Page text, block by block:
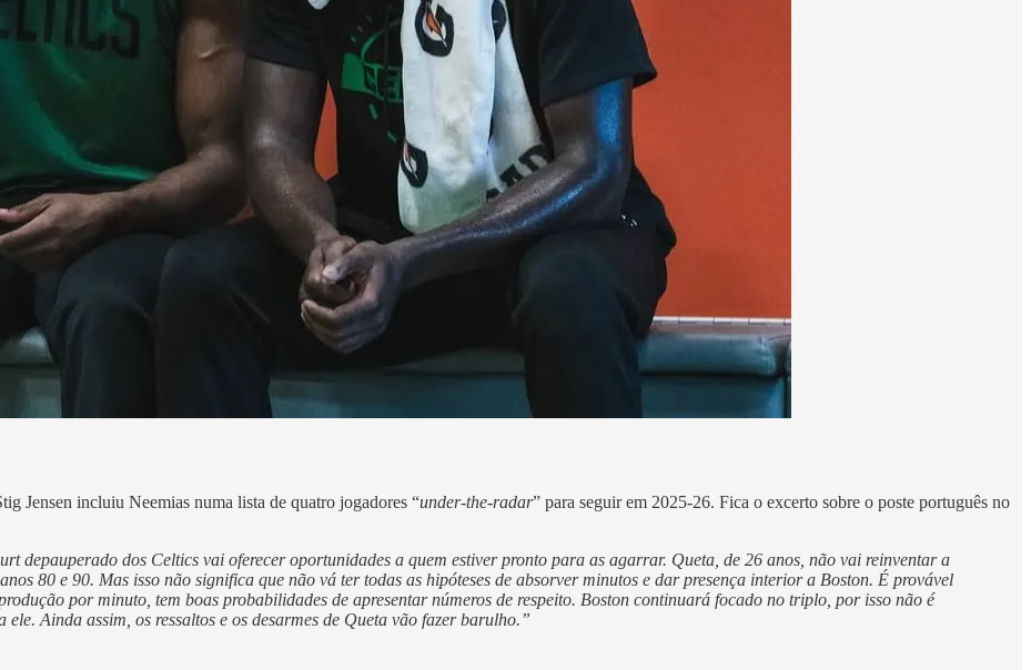
Jensen incluiu Neemias numa lista de quatro jogadores “under-the-radar” para seguir em 2025-26. Fica o excerto sobre o poste português no
depauperado dos Celtics vai oferecer oportunidades a quem estiver pronto para as agarrar. Queta, de 26 anos, não vai reinventar a
80 e 90. Mas isso não significa que não vá ter todas as hipóteses de absorver minutos e dar presença interior a Boston. É provável
por minuto, tem boas probabilidades de apresentar números de respeito. Boston continuará focado no triplo, por isso não é
Ainda assim, os ressaltos e os desarmes de Queta vão fazer barulho.”